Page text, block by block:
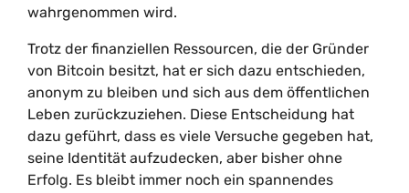
wahrgenommen wird.
Trotz der finanziellen Ressourcen, die der Gründer
von Bitcoin besitzt, hat er sich dazu entschieden,
anonym zu bleiben und sich aus dem öffentlichen
Leben zurückzuziehen. Diese Entscheidung hat
dazu geführt, dass es viele Versuche gegeben hat,
seine Identität aufzudecken, aber bisher ohne
Erfolg. Es bleibt immer noch ein spannendes